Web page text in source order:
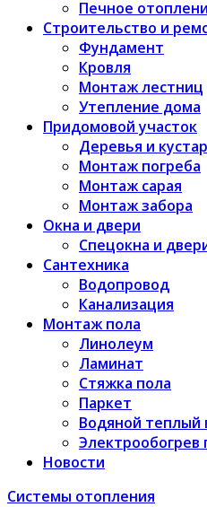
Печное
Строительство и
Фундамент
Кровля
Монтаж лестниц
Утепление дома
Придомовой участок
Деревья и
Монтаж погреба
Монтаж сарая
Монтаж забора
Окна и двери
Спецокна и
Сантехника
Водопровод
Канализация
Монтаж пола
Линолеум
Ламинат
Стяжка пола
Паркет
Водяной теплый
Электрообогрев
Новости
Системы отопления